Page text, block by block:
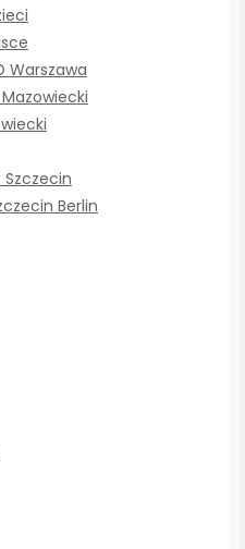
Warszawa
Berlin